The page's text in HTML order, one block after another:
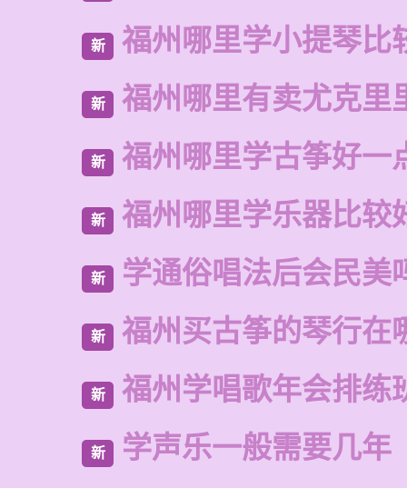
新 福州哪里学小提琴比
新 福州哪里有卖尤克里
新 福州哪里学古筝好一
新 福州哪里学乐器比较
新 学通俗唱法后会民美
新 福州买古筝的琴行在
新 福州学唱歌年会排练
新 学声乐一般需要几年